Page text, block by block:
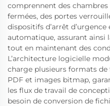
comprennent des
fermées, des portes
dispositifs d’arrêt
automatique, assurant ainsi
tout en maintenant des
L’architecture logicielle
charge plusieurs formats
PDF et images bitmap,
les flux de travail de
besoin de conversion de